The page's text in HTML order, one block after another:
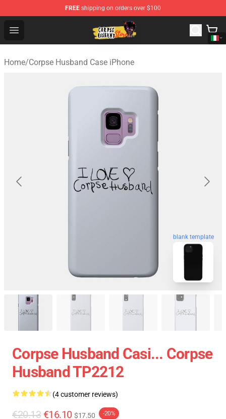
FREE shipping on orders over $100
Open menu
Corpse Husband Shop - Official Corpse Husband
Home/Corpse Husband Case iPhone
blank template
Corpse Husband Casi... Corpse
Husband TP2212
(4 customer reviews)
€20.13 €16.10 $17.50 -20%